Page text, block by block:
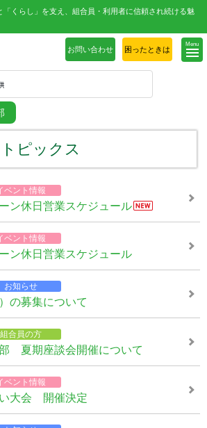
くらし」を支え、組合員・利用者に信頼され続ける魅
Menu
お問い合わせ 困ったときは
ピックス
ベント情報
ン休日営業スケジュール
ベント情報
ン休日営業スケジュール
お知らせ
の募集について
組合員の方
夏期座談会開催について
ベント情報
大会 開催決定